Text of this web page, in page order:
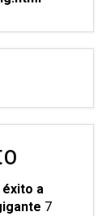
éxito a
7